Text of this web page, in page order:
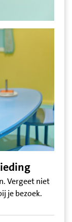
Vergeet niet
je bezoek.